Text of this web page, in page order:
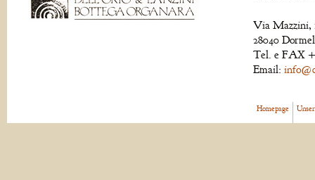
Via Mazzini,
28040
Tel. e FAX
Email:
Homepage